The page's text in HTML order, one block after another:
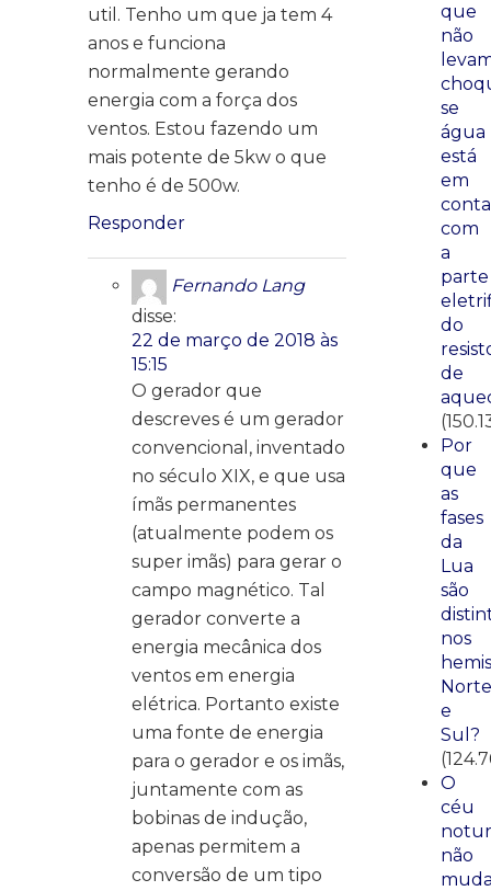
util. Tenho um que ja tem 4
anos e funciona
normalmente gerando
energia com a força dos
ventos. Estou fazendo um
mais potente de 5kw o que
tenho é de 500w.
Responder
Fernando Lang
disse:
22 de março de 2018 às
15:15
O gerador que
descreves é um gerador
convencional, inventado
no século XIX, e que usa
ímãs permanentes
(atualmente podem os
super imãs) para gerar o
campo magnético. Tal
gerador converte a
energia mecânica dos
ventos em energia
elétrica. Portanto existe
uma fonte de energia
para o gerador e os imãs,
juntamente com as
bobinas de indução,
apenas permitem a
conversão de um tipo
que
não
se
água
está
em
com
a
parte
do
de
Por
que
as
fases
da
Lua
são
nos
Norte
e
Sul?
O
céu
não